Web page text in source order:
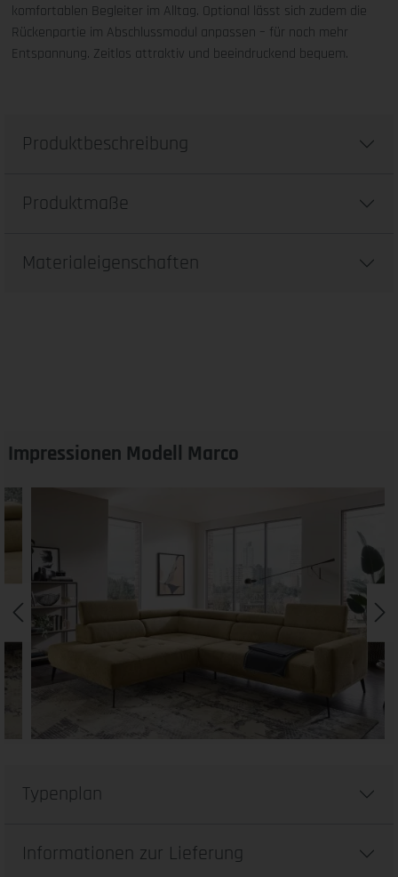
komfortablen Begleiter im Alltag. Optional lässt sich zudem die
Rückenpartie im Abschlussmodul anpassen – für noch mehr
Entspannung. Zeitlos attraktiv und beeindruckend bequem.
Produktbeschreibung
Produktmaße
Materialeigenschaften
Impressionen Modell Marco
Typenplan
Informationen zur Lieferung